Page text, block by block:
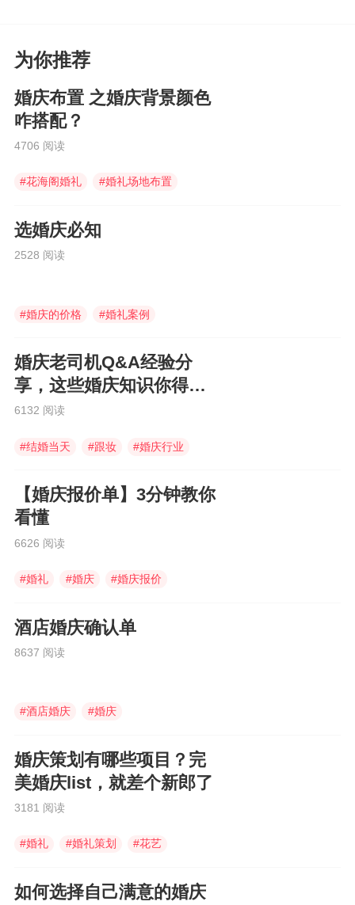
为你推荐
婚庆布置 之婚庆背景颜色
咋搭配？
4706 阅读
#花海阁婚礼 #婚礼场地布置
选婚庆必知
2528 阅读
#婚庆的价格 #婚礼案例
婚庆老司机Q&A经验分
享，这些婚庆知识你得知
道！
6132 阅读
#结婚当天 #跟妆 #婚庆行业
【婚庆报价单】3分钟教你
看懂
6626 阅读
#婚礼 #婚庆 #婚庆报价
酒店婚庆确认单
8637 阅读
#酒店婚庆 #婚庆
婚庆策划有哪些项目？完
美婚庆list，就差个新郎了
3181 阅读
#婚礼 #婚礼策划 #花艺
如何选择自己满意的婚庆